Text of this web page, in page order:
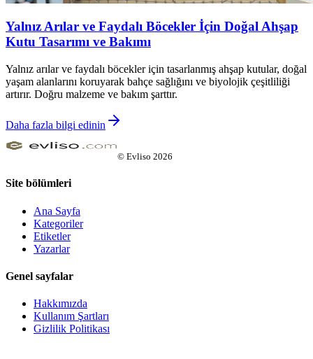
Yalnız Arılar ve Faydalı Böcekler İçin Doğal Ahşap
Kutu Tasarımı ve Bakımı
Yalnız arılar ve faydalı böcekler için tasarlanmış ahşap kutular, doğal
yaşam alanlarını koruyarak bahçe sağlığını ve biyolojik çeşitliliği
artırır. Doğru malzeme ve bakım şarttır.
Daha fazla bilgi edinin
© Evliso 2026
Site bölümleri
Ana Sayfa
Kategoriler
Etiketler
Yazarlar
Genel sayfalar
Hakkımızda
Kullanım Şartları
Gizlilik Politikası